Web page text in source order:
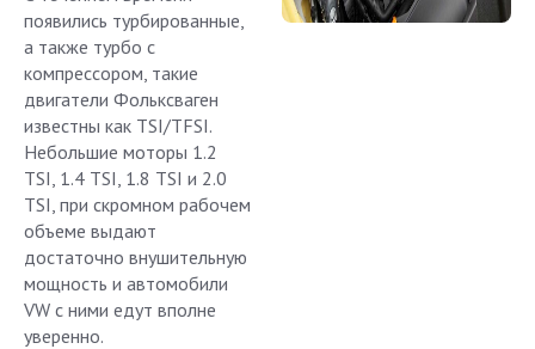
появились турбированные,
а также турбо с
компрессором, такие
двигатели Фольксваген
известны как TSI/TFSI.
Небольшие моторы 1.2
TSI, 1.4 TSI, 1.8 TSI и 2.0
TSI, при скромном рабочем
объеме выдают
достаточно внушительную
мощность и автомобили
VW с ними едут вполне
уверенно.